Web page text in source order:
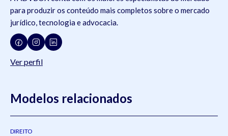
para produzir os conteúdo mais completos sobre o mercado
jurídico, tecnologia e advocacia.
Ver perfil
Modelos relacionados
DIREITO